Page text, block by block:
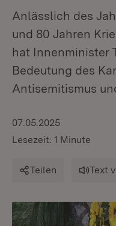
Anlässlich des
und 80 Jahren
hat Innenminister
Bedeutung des
Antisemitismus
07.05.2025
Lesezeit: 1 Minute
Teilen Text